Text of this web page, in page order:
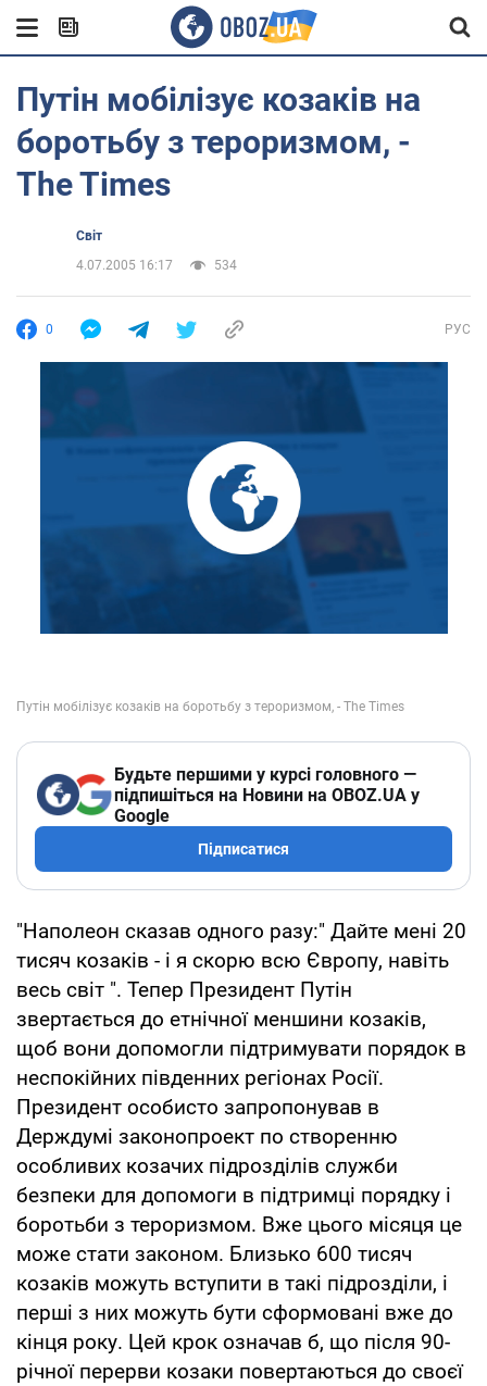
Путін мобілізує козаків на
боротьбу з тероризмом, -
The Times
Світ
4.07.2005 16:17
534
0 РУС
Будьте першими у курсі головного —
підпишіться на Новини на OBOZ.UA у
Google
Підписатися
"Наполеон сказав одного разу:" Дайте мені 20
тисяч козаків - і я скорю всю Європу, навіть
весь світ ". Тепер Президент Путін
звертається до етнічної меншини козаків,
щоб вони допомогли підтримувати порядок в
неспокійних південних регіонах Росії.
Президент особисто запропонував в
Держдумі законопроект по створенню
особливих козачих підрозділів служби
безпеки для допомоги в підтримці порядку і
боротьби з тероризмом. Вже цього місяця це
може стати законом. Близько 600 тисяч
козаків можуть вступити в такі підрозділи, і
перші з них можуть бути сформовані вже до
кінця року. Цей крок означав б, що після 90-
річної перерви козаки повертаються до своєї